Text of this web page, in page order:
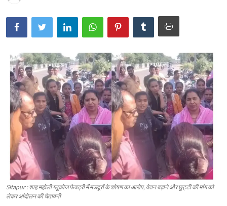
Sitapur : शाह महोली ग्लूकोज फैक्ट्री में मजदूरों के शोषण का आरोप, वेतन बढ़ाने और छुट्टी की मांग को
लेकर आंदोलन की चेतावनी